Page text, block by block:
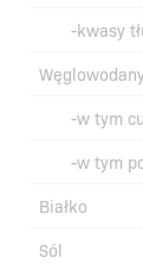
-kwasy
-w tym
-w tym
Białko
Sól